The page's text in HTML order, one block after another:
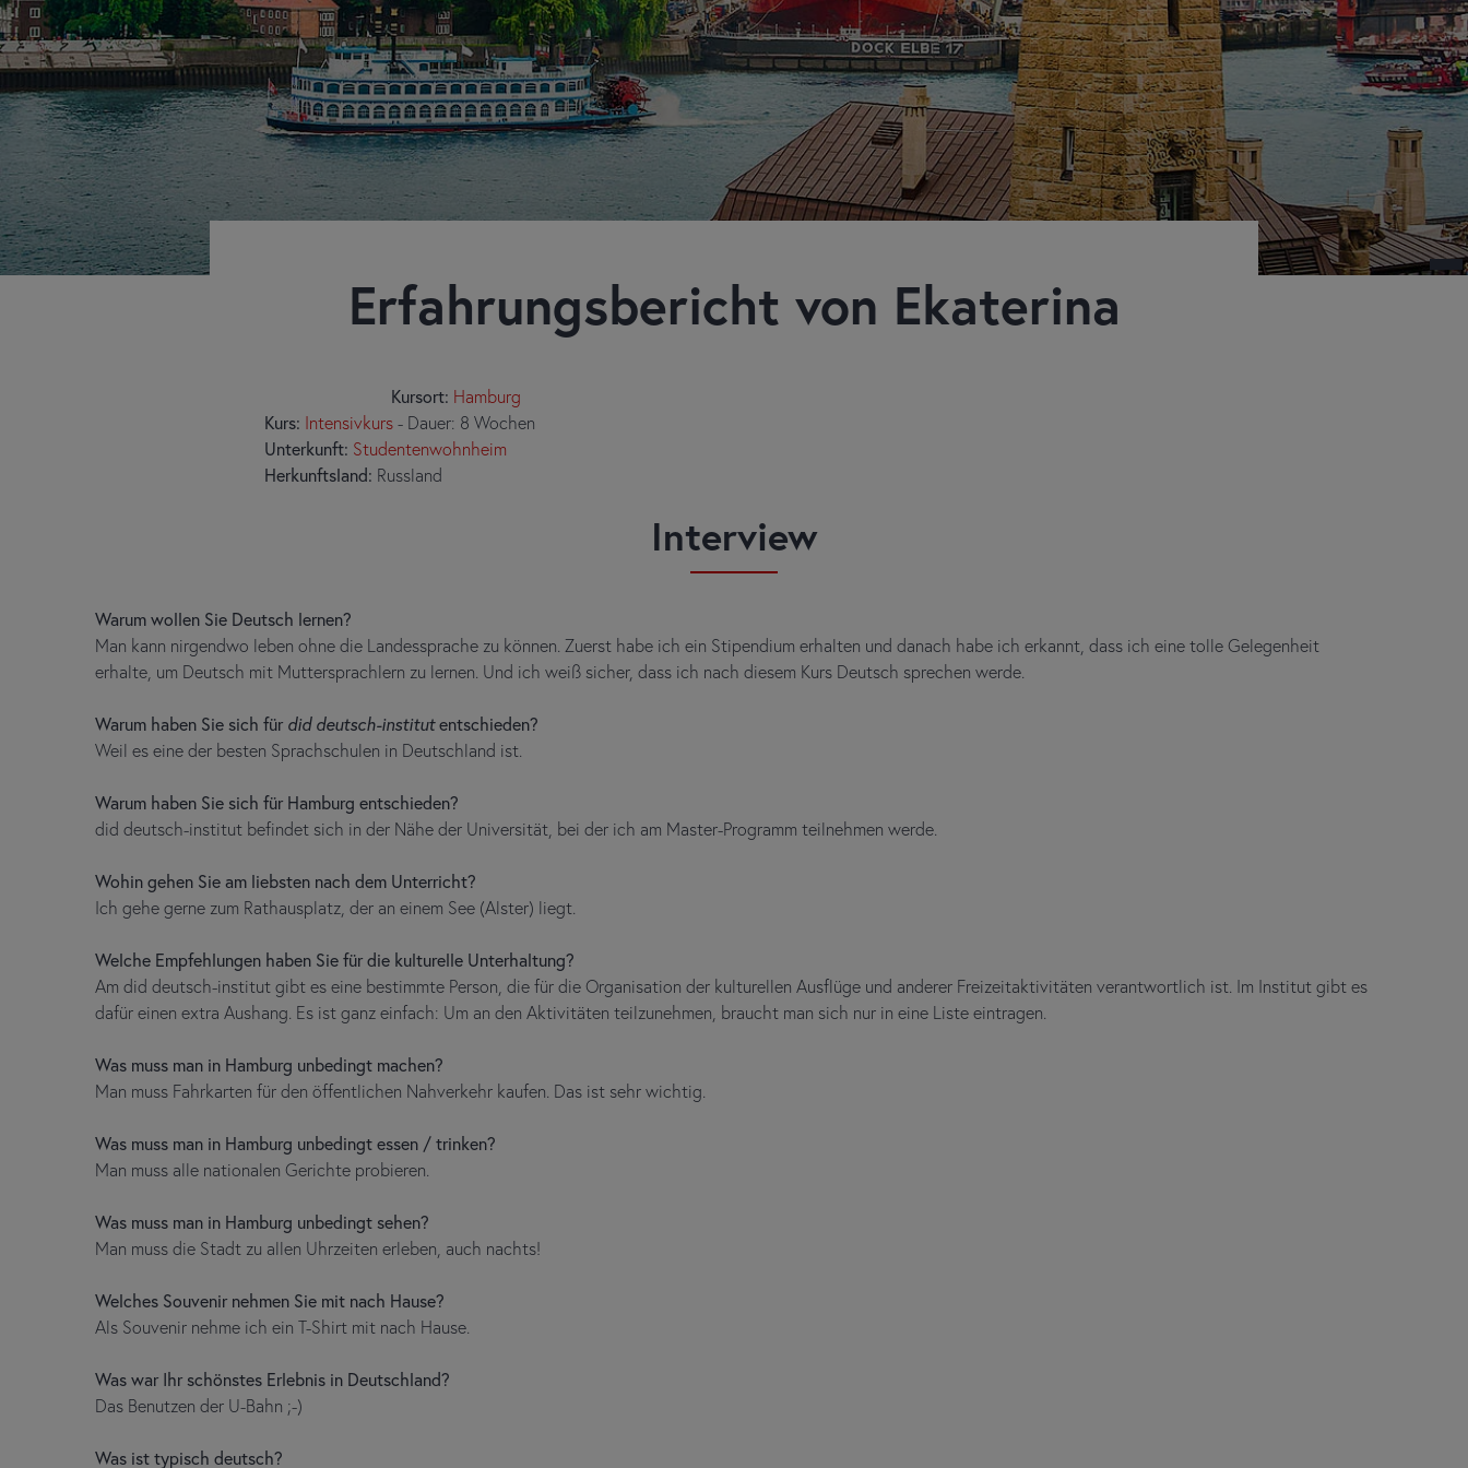
Erfahrungsbericht von Ekaterina
Kursort: Hamburg
Kurs: Intensivkurs- Dauer: 8 Wochen
Unterkunft: Studentenwohnheim
Herkunftsland: Russland
Interview
Warum wollen Sie Deutsch lernen?
Man kann nirgendwo leben ohne die Landessprache zu können. Zuerst habe ich ein Stipendium erhalten und danach habe ich erkannt, dass ich eine tolle Gelegenheit
erhalte, um Deutsch mit Muttersprachlern zu lernen. Und ich weiß sicher, dass ich nach diesem Kurs Deutsch sprechen werde.
Warum haben Sie sich für did deutsch-institutentschieden?
Weil es eine der besten Sprachschulen in Deutschland ist.
Warum haben Sie sich für Hamburg entschieden?
did deutsch-institut befindet sich in der Nähe der Universität, bei der ich am Master-Programm teilnehmen werde.
Wohin gehen Sie am liebsten nach dem Unterricht?
Ich gehe gerne zum Rathausplatz, der an einem See (Alster) liegt.
Welche Empfehlungen haben Sie fürdie kulturelle Unterhaltung?
Am did deutsch-institut gibt es eine bestimmte Person, die für die Organisation der kulturellen Ausflüge und anderer Freizeitaktivitäten verantwortlich ist. Im Institut gibt es
dafür einen extra Aushang. Es ist ganz einfach: Um an den Aktivitäten teilzunehmen, braucht man sich nur in eine Liste eintragen.
Was muss man in Hamburg unbedingt machen?
Man muss Fahrkarten für den öffentlichen Nahverkehr kaufen. Das ist sehr wichtig.
Was muss man in Hamburg unbedingt essen / trinken?
Man muss alle nationalen Gerichte probieren.
Was muss man in Hamburg unbedingt sehen?
Man muss die Stadt zu allen Uhrzeiten erleben, auch nachts!
Welches Souvenir nehmen Sie mit nach Hause?
Als Souvenir nehme ich ein T-Shirt mit nach Hause.
Was war Ihr schönstes Erlebnis in Deutschland?
Das Benutzen der U-Bahn ;-)
Was ist typisch deutsch?